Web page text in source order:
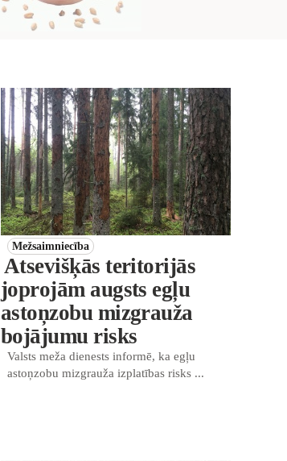
Mežsaimniecība
Atsevišķās teritorijās
joprojām augsts egļu
astoņzobu mizgrauža
bojājumu risks
Valsts meža dienests informē, ka egļu
astoņzobu mizgrauža izplatības risks ...